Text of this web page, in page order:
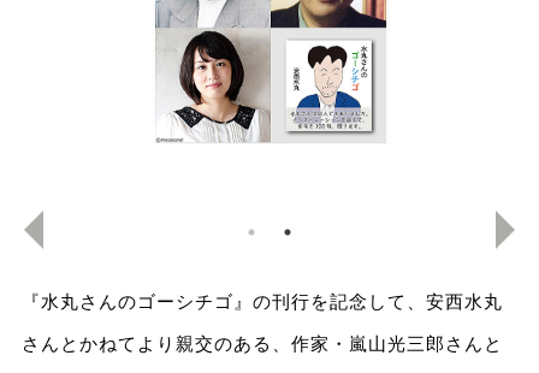
『水丸さんのゴーシチゴ』の刊行を記念して、安西水丸
さんとかねてより親交のある、作家・嵐山光三郎さんと